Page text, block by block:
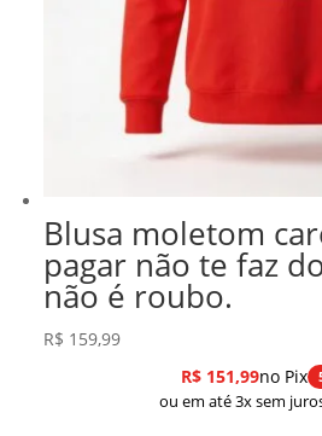
Blusa moletom
pagar não te faz
não é roubo.
R$ 159,99
R$151,99no Pix
ou em até 3x sem